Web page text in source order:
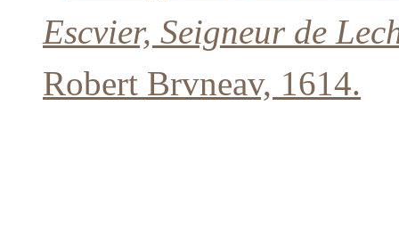
Escvier, Seigneur de
Robert Brvneav, 1614.